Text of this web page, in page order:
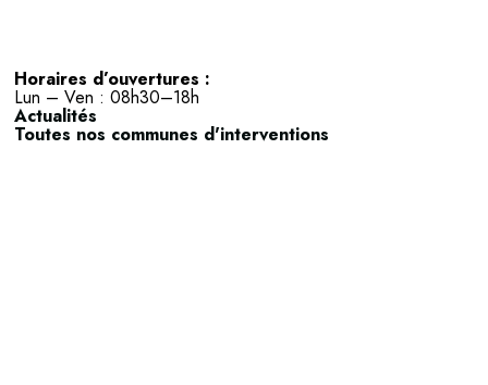
Horaires d’ouvertures :
Lun – Ven : 08h30–18h
Actualités
Toutes nos communes d'interventions